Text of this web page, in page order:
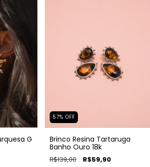
G
57% OFF
Brinco Resina Tartaruga
Banho Ouro 18k
R$139,00 R$59,90